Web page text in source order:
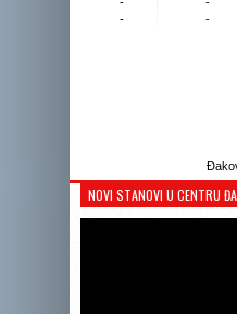
-
-
NOVI STANOVI U CENTRU